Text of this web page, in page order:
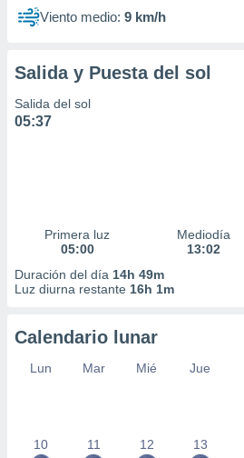
Viento medio: 9 km/h
Salida y Puesta del sol
Salida del sol
05:37
Primera luz
05:00
Mediodía
13:02
Duración del día 14h 49m
Luz diurna restante 16h 1m
Calendario lunar
Lun Mar Mié Jue
10 11 12 13